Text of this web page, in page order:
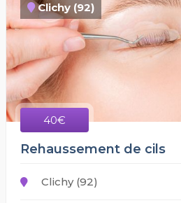
Clichy (92)
40€
Rehaussement de cils
Clichy (92)